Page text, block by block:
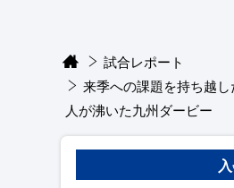
試合レポート
来季への課題を持ち越
人が沸いた九州ダービー